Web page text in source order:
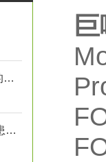
血清Omentin-1、MMP-9水平检测的意义
改善睡眠的保健品可能增加糖尿病患病风险